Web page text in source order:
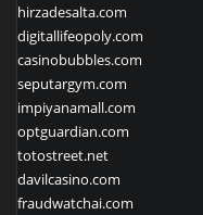
hirzadesalta.com
digitallifeopoly.com
casinobubbles.com
seputargym.com
impiyanamall.com
optguardian.com
totostreet.net
davilcasino.com
fraudwatchai.com